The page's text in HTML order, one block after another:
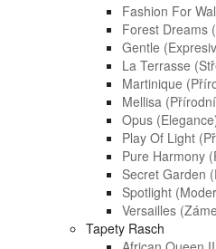
Fashion For
Forest Dreams
Gentle
La Terrasse
Martinique
Mellisa
Opus
Play Of Light
Pure Harmony
Secret Garden
Spotlight
Versailles
Tapety Rasch